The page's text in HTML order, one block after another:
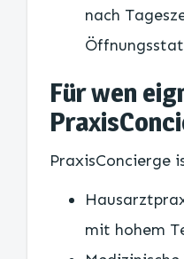
nach
Für wen
PraxisConcierge
mit hohem